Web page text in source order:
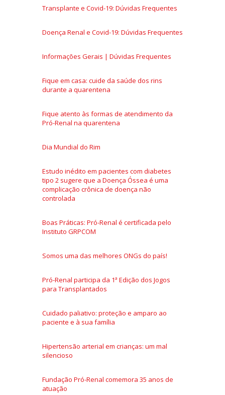
Transplante e Covid-19: Dúvidas Frequentes
Doença Renal e Covid-19: Dúvidas Frequentes
Informações Gerais | Dúvidas Frequentes
Fique em casa: cuide da saúde dos rins
durante a quarentena
Fique atento às formas de atendimento da
Pró-Renal na quarentena
Dia Mundial do Rim
Estudo inédito em pacientes com diabetes
tipo 2 sugere que a Doença Óssea é uma
complicação crônica de doença não
controlada
Boas Práticas: Pró-Renal é certificada pelo
Instituto GRPCOM
Somos uma das melhores ONGs do país!
Pró-Renal participa da 1ª Edição dos Jogos
para Transplantados
Cuidado paliativo: proteção e amparo ao
paciente e à sua família
Hipertensão arterial em crianças: um mal
silencioso
Fundação Pró-Renal comemora 35 anos de
atuação